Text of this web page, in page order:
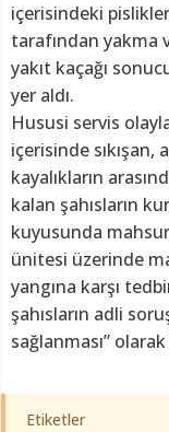
içerisindeki
tarafından yakma
yakıt kaçağı
yer aldı.
Hususi servis
içerisinde sıkışan,
kayalıkların
kalan şahısların
kuyusunda
ünitesi üzerinde
yangına karşı
şahısların adli
sağlanması”
Etiketler